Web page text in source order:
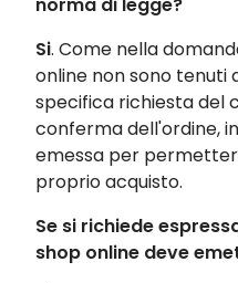
Si. Come nella
online non sono
specifica richiesta del
conferma dell'ordine,
emessa per
proprio acquisto.
Se si richiede
shop online deve